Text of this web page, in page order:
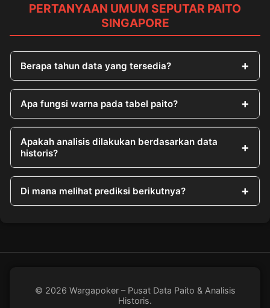
PERTANYAAN UMUM SEPUTAR PAITO
SINGAPORE
Berapa tahun data yang tersedia?
Apa fungsi warna pada tabel paito?
Apakah analisis dilakukan berdasarkan data
historis?
Di mana melihat prediksi berikutnya?
© 2026 Wargapoker – Pusat Data Paito & Analisis
Historis.